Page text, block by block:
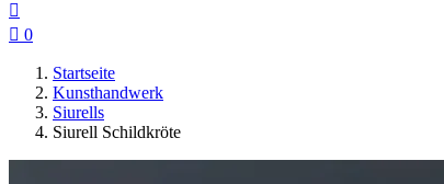

 0
Startseite
Kunsthandwerk
Siurells
Siurell Schildkröte